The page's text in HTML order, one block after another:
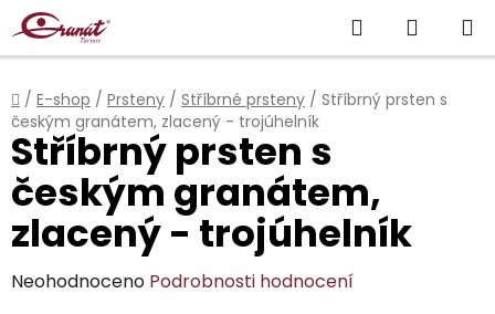
Přejít
na
obsah
Hledat
KOŠÍK
Domů
/ E-shop / Prsteny / Stříbrné prsteny / Stříbrný prsten s
českým granátem, zlacený - trojúhelník
Stříbrný prsten s
českým granátem,
zlacený - trojúhelník
Průměrné
Neohodnoceno Podrobnosti hodnocení